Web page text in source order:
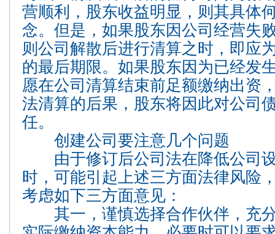
营顺利，股东收益明显，则其具体
念。但是，如果股东因公司经营失
则公司解散后进行清算之时，即应
的最后期限。如果股东因为已经发
愿在公司清算结束前足额缴纳出资
法清算的后果，股东将因此对公司
任。
创建公司要注意几个问题
由于修订后公司法在降低公司
时，可能引起上述三方面法律风险
考虑如下三方面意见：
其一，谨慎选择合作伙伴，充